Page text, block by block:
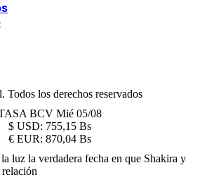
los derechos reservados
BCV Mié 05/08
$ USD: 755,15 Bs
€ EUR: 870,04 Bs
la luz la verdadera fecha en que Shakira y